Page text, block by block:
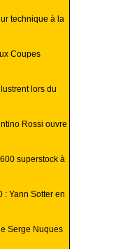
technique à la
Coupes
lors du
Rossi ouvre
superstock à
: Yann Sotter en
Serge Nuques